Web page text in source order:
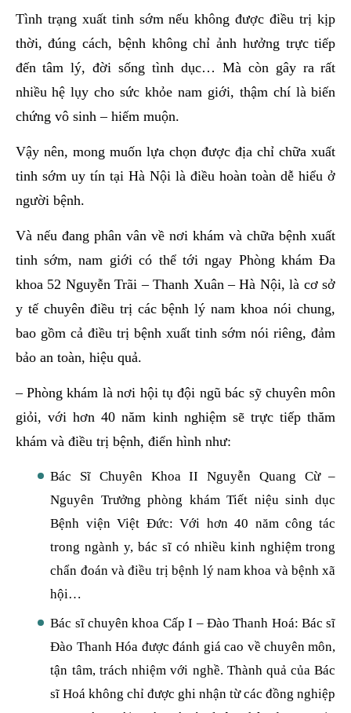
Tình trạng xuất tinh sớm nếu không được điều trị kịp
thời, đúng cách, bệnh không chỉ ảnh hưởng trực tiếp
đến tâm lý, đời sống tình dục… Mà còn gây ra rất
nhiều hệ lụy cho sức khỏe nam giới, thậm chí là biến
chứng vô sinh – hiếm muộn.
Vậy nên, mong muốn lựa chọn được địa chỉ chữa xuất
tinh sớm uy tín tại Hà Nội là điều hoàn toàn dễ hiểu ở
người bệnh.
Và nếu đang phân vân về nơi khám và chữa bệnh xuất
tinh sớm, nam giới có thể tới ngay Phòng khám Đa
khoa 52 Nguyễn Trãi – Thanh Xuân – Hà Nội, là cơ sở
y tế chuyên điều trị các bệnh lý nam khoa nói chung,
bao gồm cả điều trị bệnh xuất tinh sớm nói riêng, đảm
bảo an toàn, hiệu quả.
– Phòng khám là nơi hội tụ đội ngũ bác sỹ chuyên môn
giỏi, với hơn 40 năm kinh nghiệm sẽ trực tiếp thăm
khám và điều trị bệnh, điển hình như:
Bác Sĩ Chuyên Khoa II Nguyễn Quang Cừ –
Nguyên Trưởng phòng khám Tiết niệu sinh dục
Bệnh viện Việt Đức: Với hơn 40 năm công tác
trong ngành y, bác sĩ có nhiều kinh nghiệm trong
chẩn đoán và điều trị bệnh lý nam khoa và bệnh xã
hội…
Bác sĩ chuyên khoa Cấp I – Đào Thanh Hoá: Bác sĩ
Đào Thanh Hóa được đánh giá cao về chuyên môn,
tận tâm, trách nhiệm với nghề. Thành quả của Bác
sĩ Hoá không chỉ được ghi nhận từ các đồng nghiệp